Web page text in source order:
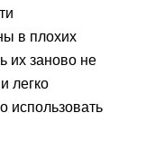
в плохих
их заново не
легко
использовать